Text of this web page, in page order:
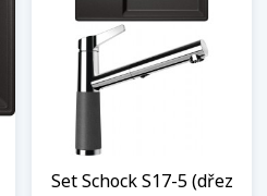
Set Schock S17-5 (dřez